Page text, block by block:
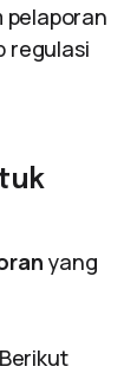
pelaporan
regulasi
yang